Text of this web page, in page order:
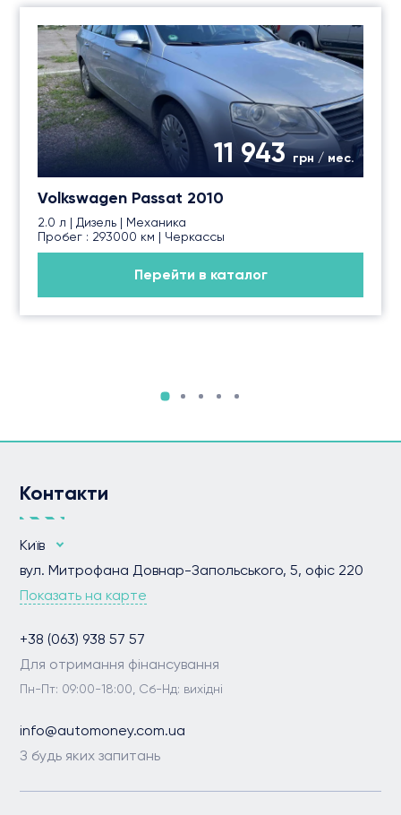
11 943грн / мес.
Volkswagen Passat 2010
2.0 л | Дизель | Механика
Пробег : 293000 км | Черкассы
Перейти в каталог
Контакти
Київ
вул. Митрофана Довнар-Запольського, 5, офіс 220
Показать на карте
+38 (063) 938 57 57
Для отримання фінансування
Пн-Пт: 09:00-18:00, Сб-Нд: вихідні
info@automoney.com.ua
З будь яких запитань